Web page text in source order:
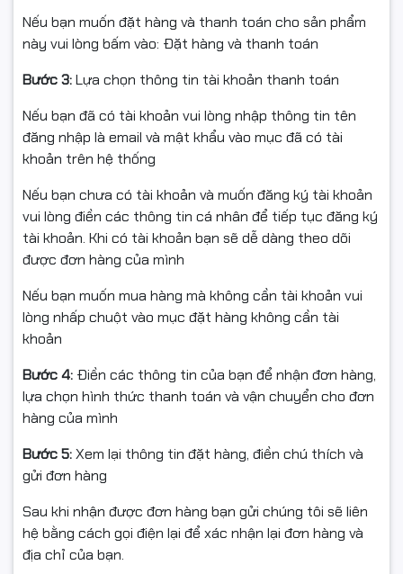
512GB NVMe PCIe, cho khả năng xử lý mượt mà các tác
vụ đa nhiệm, làm việc văn phòng, chỉnh sửa ảnh – video
Màn hình OLED 3K 120Hz sắc nét
lệ16:10và tần số quét120Hzmang đến hình ảnh sắc
nét, màu sắc sống động và chuyển động mượt mà.
Công nghệ OLED cho độ tương phản cao, hiển thị màu
Nếu bạn muốn đặt hàng và thanh toán cho sản phẩm
này vui lòng bấm vào: Đặt hàng và thanh toán
Bước 3:Lựa chọn thông tin tài khoản thanh toán
Nếu bạn đã có tài khoản vui lòng nhập thông tin tên
đăng nhập là email và mật khẩu vào mục đã có tài
khoản trên hệ thống
Nếu bạn chưa có tài khoản và muốn đăng ký tài khoản
vui lòng điền các thông tin cá nhân để tiếp tục đăng ký
tài khoản. Khi có tài khoản bạn sẽ dễ dàng theo dõi
được đơn hàng của mình
Nếu bạn muốn mua hàng mà không cần tài khoản vui
lòng nhấp chuột vào mục đặt hàng không cần tài
khoản
Bước 4: Điền các thông tin của bạn để nhận đơn hàng,
lựa chọn hình thức thanh toán và vận chuyển cho đơn
hàng của mình
Bước 5:Xem lại thông tin đặt hàng, điền chú thích và
gửi đơn hàng
Sau khi nhận được đơn hàng bạn gửi chúng tôi sẽ liên
hệ bằng cách gọi điện lại để xác nhận lại đơn hàng và
địa chỉ của bạn.